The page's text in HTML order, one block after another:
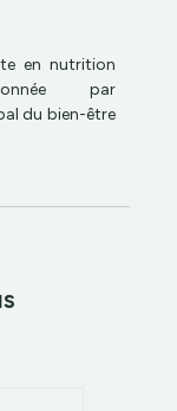
en nutrition
par
du bien-être